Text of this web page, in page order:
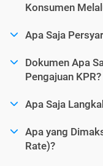
Konsumen
Apa Saja
Dokumen Apa
Pengajuan KPR?
Apa Saja
Apa yang
Rate)?